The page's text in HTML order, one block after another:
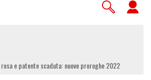
e patente scaduta: nuove proroghe 2022